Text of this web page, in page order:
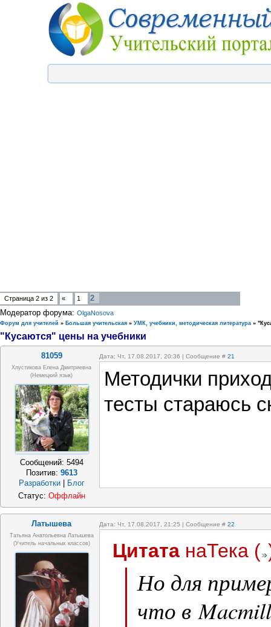
Страница 2 из 2 « 1
2
Модератор форума: OlgaNosova
Форум для учителей » Большая учительская » УМК, учебники, методическая литература »
"Кусаются" цены на учебники
81059 Дата: Чт, 17.08.2017, 20:36 | Сообщение # 21
Хлустикова Елена Дмитриевна
(немецкий язык)
Сообщений: 5494
Позитив: 9613
Разработки
Блог
Методички
тесты стараюсь
Статус: Оффлайн
Латышева Дата: Чт, 17.08.2017, 21:25 | Сообщение # 22
Татьяна Анатольевна Латышева
(учитель начальных классов)
Цитата наТека (
Но для
что в